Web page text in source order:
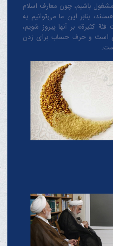
مشغول باشیم، چون معارف اسلام
بنابر این ما می‌توانیم به
کثیرة» بر آنها پیروز شویم،
است و حرف حساب برای زدن